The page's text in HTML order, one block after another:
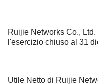
Ruijie Networks Co.,
l'esercizio chiuso al 31
Utile Netto di Ruijie